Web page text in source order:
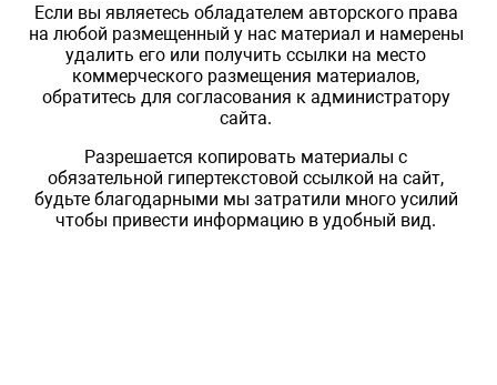
Если вы являетесь обладателем авторского права
на любой размещенный у нас материал и намерены
удалить его или получить ссылки на место
коммерческого размещения материалов,
обратитесь для согласования к администратору
сайта.
Разрешается копировать материалы с
обязательной гипертекстовой ссылкой на сайт,
будьте благодарными мы затратили много усилий
чтобы привести информацию в удобный вид.